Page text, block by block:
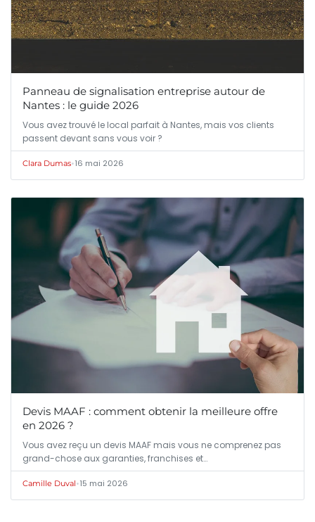
Panneau de signalisation entreprise autour de
Nantes : le guide 2026
Vous avez trouvé le local parfait à Nantes, mais vos clients
passent devant sans vous voir ?
Clara Dumas•16 mai 2026
Devis MAAF : comment obtenir la meilleure offre
en 2026 ?
Vous avez reçu un devis MAAF mais vous ne comprenez pas
grand-chose aux garanties, franchises et…
Camille Duval•15 mai 2026